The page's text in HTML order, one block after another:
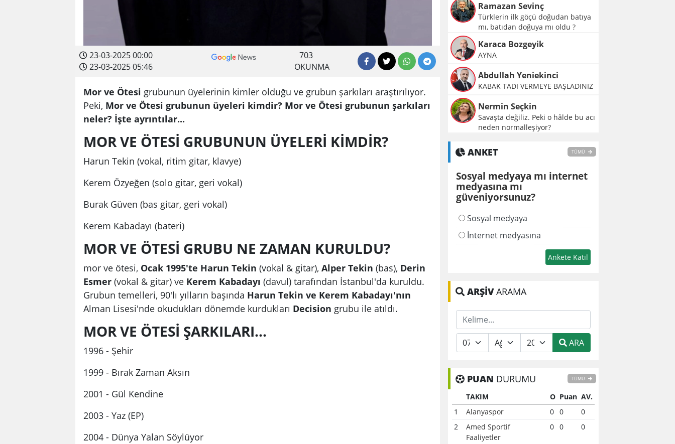
23-03-2025 00:00
23-03-2025 05:46
703
OKUNMA
Mor ve Ötesi grubunun üyelerinin kimler olduğu ve grubun şarkıları araştırılıyor.
Peki, Mor ve Ötesi grubunun üyeleri kimdir? Mor ve Ötesi grubunun şarkıları
neler? İşte ayrıntılar...
MOR VE ÖTESİ GRUBUNUN ÜYELERİ KİMDİR?
Harun Tekin (vokal, ritim gitar, klavye)
Kerem Özyeğen (solo gitar, geri vokal)
Burak Güven (bas gitar, geri vokal)
Kerem Kabadayı (bateri)
MOR VE ÖTESİ GRUBU NE ZAMAN KURULDU?
mor ve ötesi, Ocak 1995'te Harun Tekin (vokal & gitar), Alper Tekin (bas), Derin
Esmer (vokal & gitar) ve Kerem Kabadayı (davul) tarafından İstanbul'da kuruldu.
Grubun temelleri, 90'lı yılların başında Harun Tekin ve Kerem Kabadayı'nın
Alman Lisesi'nde okudukları dönemde kurdukları Decision grubu ile atıldı.
MOR VE ÖTESİ ŞARKILARI...
1996 - Şehir
1999 - Bırak Zaman Aksın
2001 - Gül Kendine
2003 - Yaz (EP)
2004 - Dünya Yalan Söylüyor
Ramazan Sevinç
Türklerin ilk göçü doğudan batıya
mı, batıdan doğuya mı oldu ?
Karaca Bozgeyik
AYNA
Abdullah Yeniekinci
KABAK TADI VERMEYE BAŞLADINIZ
Nermin Seçkin
Savaşta değiliz. Peki o hâlde bu acı
neden normalleşiyor?
ANKET TÜMÜ
Sosyal medyaya mı internet
medyasına mı
güveniyorsunuz?
Sosyal medyaya
İnternet medyasına
ARŞİVARAMA
ARA
PUAN DURUMU TÜMÜ
TAKIM O Puan AV.
1
Alanyaspor 0 0
0
2
Amed Sportif
Faaliyetler
0 0 0